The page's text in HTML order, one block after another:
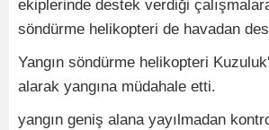
ekiplerinde destek verdiği
söndürme helikopteri de havadan
Yangın söndürme helikopteri
alarak yangına müdahale etti.
yangın geniş alana yayılmadan